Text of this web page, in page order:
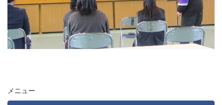
メニュー